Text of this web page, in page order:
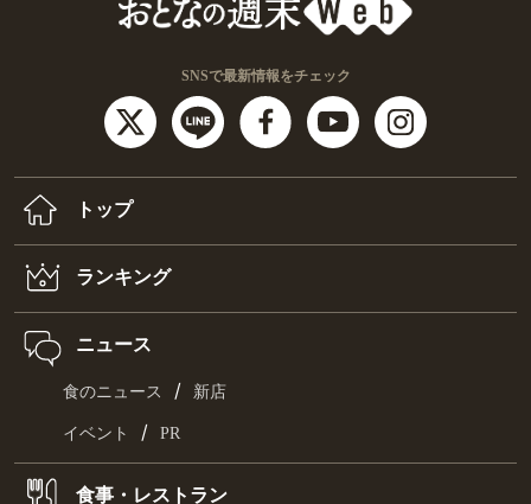
SNSで最新情報をチェック
トップ
ランキング
ニュース
食のニュース / 新店
イベント / PR
食事・レストラン